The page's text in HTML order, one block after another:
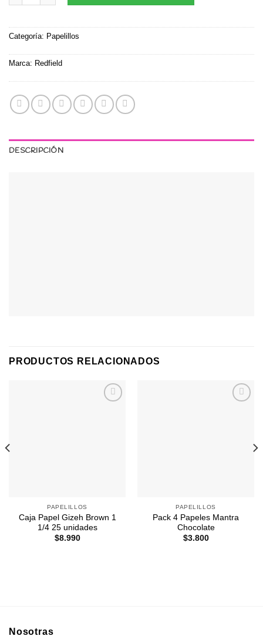
Categoría: Papelillos
Marca: Redfield
DESCRIPCIÓN
PRODUCTOS RELACIONADOS
PAPELILLOS
Caja Papel Gizeh Brown 1
1/4 25 unidades
$8.990
PAPELILLOS
Pack 4 Papeles Mantra
Chocolate
$3.800
Nosotras